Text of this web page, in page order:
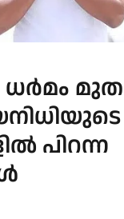
ധര്‍മം
പിറന്ന